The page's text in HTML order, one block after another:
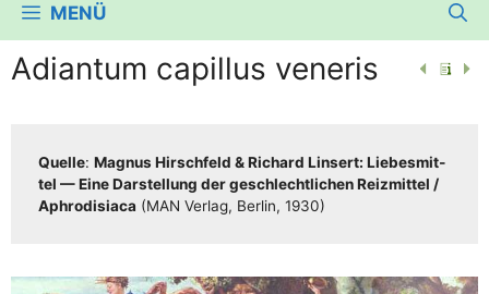
MENÜ
Adiantum capillus veneris
Quel­le: Magnus Hirsch­feld & Richard Lin­sert: Lie­bes­mit­
tel — Eine Dar­stel­lung der geschlecht­li­chen Reiz­mit­tel /​​
Aphro­di­sia­ca (MAN Ver­lag, Ber­lin, 1930)